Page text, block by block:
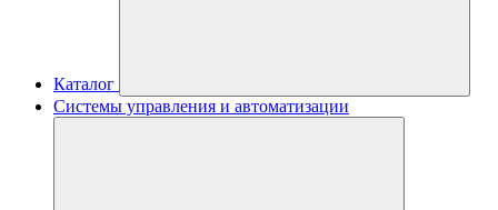
Каталог
Системы управления и автоматизации